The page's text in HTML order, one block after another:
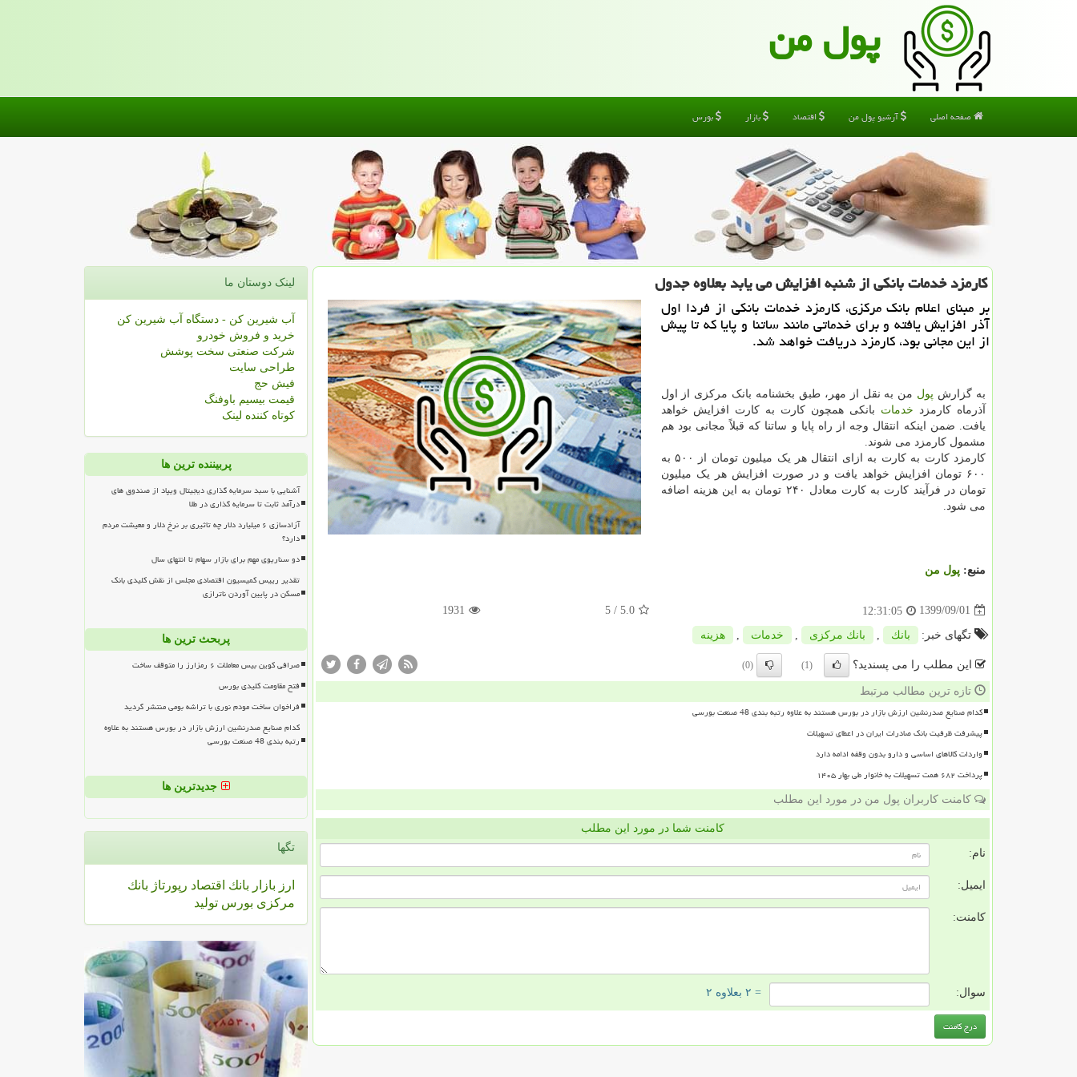
پول من
صفحه اصلی آرشیو پول من اقتصاد بازار بورس
كارمزد خدمات بانكی از شنبه افزایش می یابد بعلاوه جدول
بر مبنای اعلام بانك مركزی، كارمزد خدمات بانكی از فردا اول
آذر افزایش یافته و برای خدماتی مانند ساتنا و پایا كه تا پیش
از این مجانی بود، كارمزد دریافت خواهد شد.
به گزارش پول من به نقل از مهر، طبق بخشنامه بانک مرکزی از اول
آذرماه کارمزد خدمات بانکی همچون کارت به کارت افزایش خواهد
یافت. ضمن اینکه انتقال وجه از راه پایا و ساتنا که قبلاً مجانی بود هم
مشمول کارمزد می شوند.
کارمزد کارت به کارت به ازای انتقال هر یک میلیون تومان از ۵۰۰ به
۶۰۰ تومان افزایش خواهد یافت و در صورت افزایش هر یک میلیون
تومان در فرآیند کارت به کارت معادل ۲۴۰ تومان به این هزینه اضافه
می شود.
منبع: پول من
1399/09/01
12:31:05
5.0
/ 5
1931
تگهای خبر: بانك بانك مركزی خدمات هزینه
این مطلب را می پسندید؟ (1)
(0)
تازه ترین مطالب مرتبط
کدام صنایع صدرنشین ارزش بازار در بورس هستند به علاوه رتبه بندی 48 صنعت بورسی
پیشرفت ظرفیت بانک صادرات ایران در اعطای تسهیلات
واردات کالاهای اساسی و دارو بدون وقفه ادامه دارد
پرداخت ۶۸۲ همت تسهیلات به خانوار طی بهار ۱۴۰۵
کامنت کاربران پول من در مورد این مطلب
کامنت شما در مورد این مطلب
نام:
ایمیل:
کامنت:
سوال: = ۲ بعلاوه ۲
لینک دوستان ما
آب شیرین کن - دستگاه آب شیرین کن
خرید و فروش خودرو
شرکت صنعتی سخت پوشش
طراحی سایت
فیش حج
قیمت بیسیم باوفنگ
کوتاه کننده لینک
پربیننده ترین ها
آشنایی با سبد سرمایه گذاری دیجیتال ویپاد از صندوق های
درآمد ثابت تا سرمایه گذاری در طلا
آزادسازی ۶ میلیارد دلار چه تاثیری بر نرخ دلار و معیشت مردم
دارد؟
دو سناریوی مهم برای بازار سهام تا انتهای سال
تقدیر رییس کمیسیون اقتصادی مجلس از نقش کلیدی بانک
مسکن در پایین آوردن ناترازی
پربحث ترین ها
صرافی کوین بیس معاملات ۶ رمزارز را متوقف ساخت
فتح مقاومت کلیدی بورس
فراخوان ساخت مودم نوری با تراشه بومی منتشر گردید
کدام صنایع صدرنشین ارزش بازار در بورس هستند به علاوه
رتبه بندی 48 صنعت بورسی
جدیدترین ها
تگها
ارز بازار بانك اقتصاد رپورتاژ بانك
مركزی بورس تولید